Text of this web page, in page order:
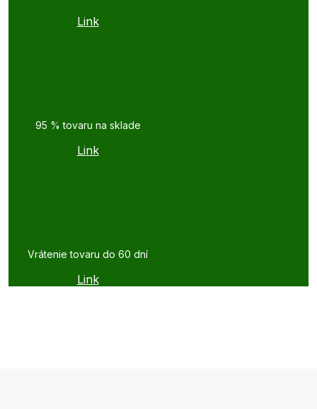
Link
95 % tovaru na sklade
Link
Vrátenie tovaru do 60 dní
Link